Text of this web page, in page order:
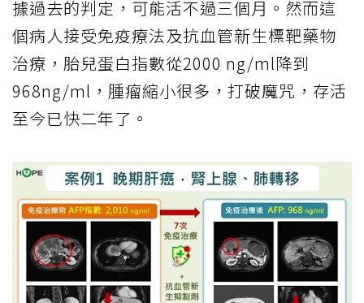
據過去的判定，可能活不過三個月。然而這
個病人接受免疫療法及抗血管新生標靶藥物
治療，胎兒蛋白指數從2000 ng/ml降到
968ng/ml，腫瘤縮小很多，打破魔咒，存活
至今已快二年了。